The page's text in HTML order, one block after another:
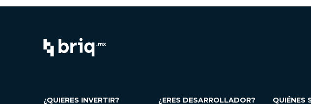
¿QUIERES INVERTIR? ¿ERES DESARROLLADOR? QUIÉNES